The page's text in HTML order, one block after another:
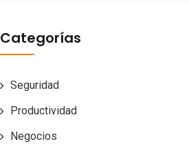
Categorías
Seguridad
Productividad
Negocios